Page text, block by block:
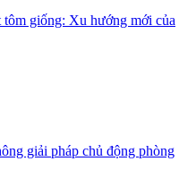
tôm giống: Xu hướng mới của
giải pháp chủ động phòng